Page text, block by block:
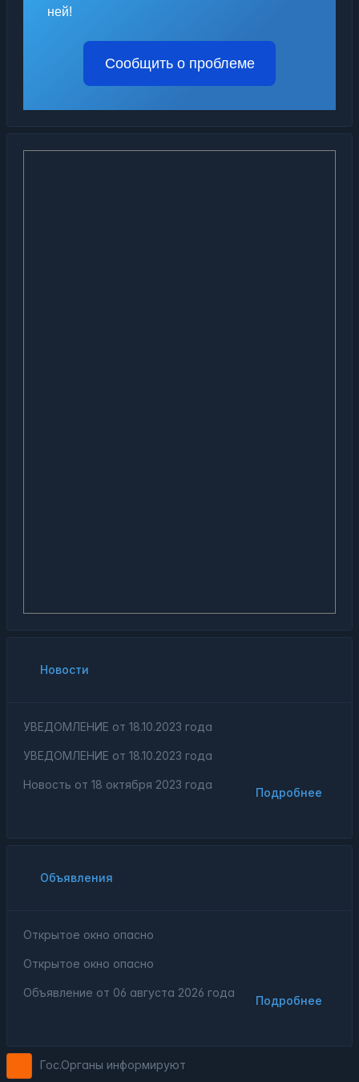
ней!
Сообщить о проблеме
Новости
УВЕДОМЛЕНИЕ от 18.10.2023 года
УВЕДОМЛЕНИЕ от 18.10.2023 года
Подробнее
Новость от 18 октября 2023 года
Объявления
Открытое окно опасно
Открытое окно опасно
Подробнее
Объявление от 06 августа 2026 года
Гос.Органы информируют